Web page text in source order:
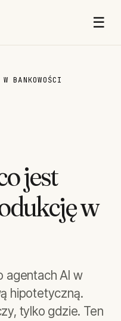
☰
BANKOWOŚCI
jest
w
agentach AI w
hipotetyczną.
tylko gdzie. Ten